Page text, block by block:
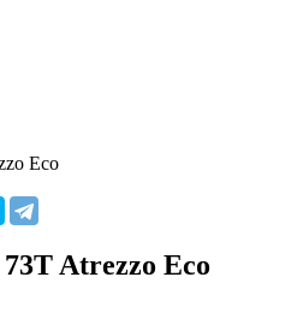
Eco
Atrezzo Eco